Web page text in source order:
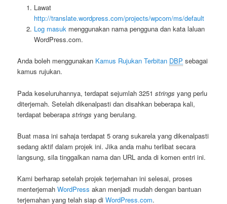
Lawat
http://translate.wordpress.com/projects/wpcom/ms/default
Log masukmenggunakan nama pengguna dan kata laluan
WordPress.com.
Anda boleh menggunakan Kamus Rujukan Terbitan DBP sebagai
kamus rujukan.
Pada keseluruhannya, terdapat sejumlah 3251strings yang perlu
diterjemah. Setelah dikenalpasti dan disahkan beberapa kali,
terdapat beberapastrings yang berulang.
Buat masa ini sahaja terdapat 5 orang sukarela yang dikenalpasti
sedang aktif dalam projek ini. Jika anda mahu terlibat secara
langsung, sila tinggalkan nama dan URL anda di komen entri ini.
Kami berharap setelah projek terjemahan ini selesai, proses
menterjemahWordPress akan menjadi mudah dengan bantuan
terjemahan yang telah siap diWordPress.com.